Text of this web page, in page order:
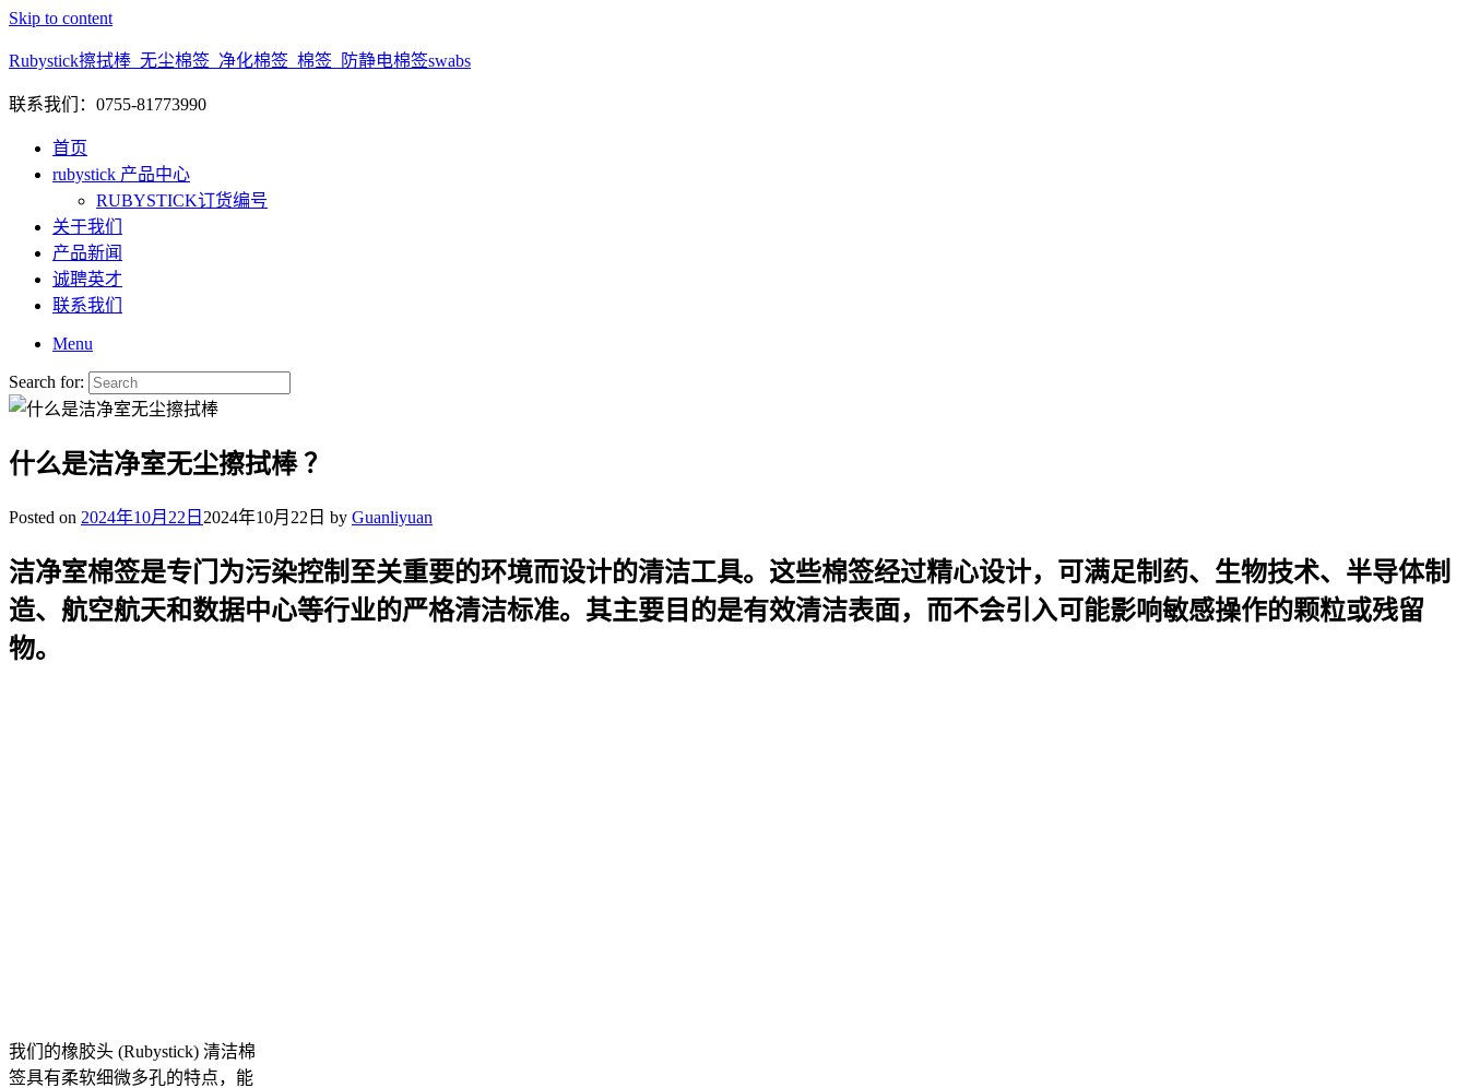
Skip to content
Rubystick擦拭棒_无尘棉签_净化棉签_棉签_防静电棉签swabs
联系我们：0755-81773990
首页
rubystick 产品中心
RUBYSTICK订货编号
关于我们
产品新闻
诚聘英才
联系我们
Menu
Search for:
什么是洁净室无尘擦拭棒 ？
Posted on 2024年10月22日 2024年10月22日 by Guanliyuan
洁净室棉签是专门为污染控制至关重要的环境而设计的清洁工具。这些棉签经过精心设计，可满足制药、生物技术、半导体制
造、航空航天和数据中心等行业的严格清洁标准。其主要目的是有效清洁表面，而不会引入可能影响敏感操作的颗粒或残留
物。
我们的橡胶头 (Rubystick) 清洁棉
签具有柔软细微多孔的特点，能